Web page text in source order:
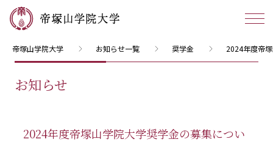
帝塚山学院大学 お知らせ一覧 奨学金 2024年度帝
お知らせ
2024年度帝塚山学院大学奨学金の募集につい